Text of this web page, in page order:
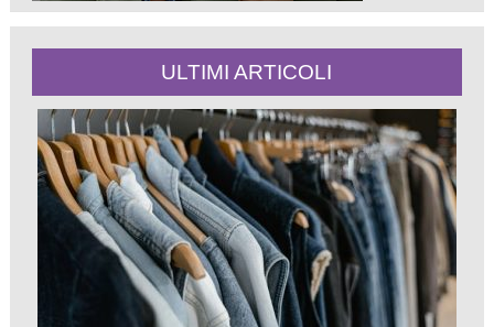
ULTIMI ARTICOLI